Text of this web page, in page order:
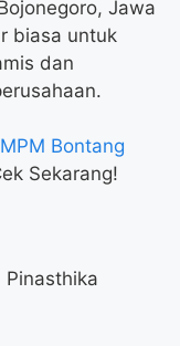
Jawa
biasa untuk
dan
Bontang
Sekarang!
Pinasthika